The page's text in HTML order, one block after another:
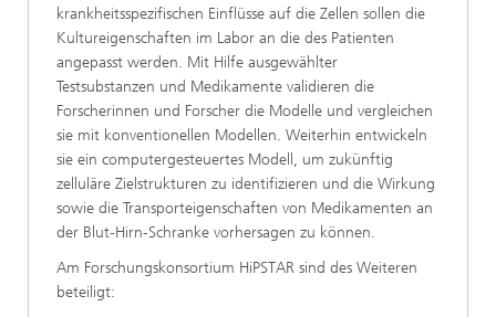
krankheitsspezifischen Einflüsse auf die Zellen sollen die
Kultureigenschaften im Labor an die des Patienten
angepasst werden. Mit Hilfe ausgewählter
Testsubstanzen und Medikamente validieren die
Forscherinnen und Forscher die Modelle und vergleichen
sie mit konventionellen Modellen. Weiterhin entwickeln
sie ein computergesteuertes Modell, um zukünftig
zelluläre Zielstrukturen zu identifizieren und die Wirkung
sowie die Transporteigenschaften von Medikamenten an
der Blut-Hirn-Schranke vorhersagen zu können.
Am Forschungskonsortium HiPSTAR sind des Weiteren
beteiligt: